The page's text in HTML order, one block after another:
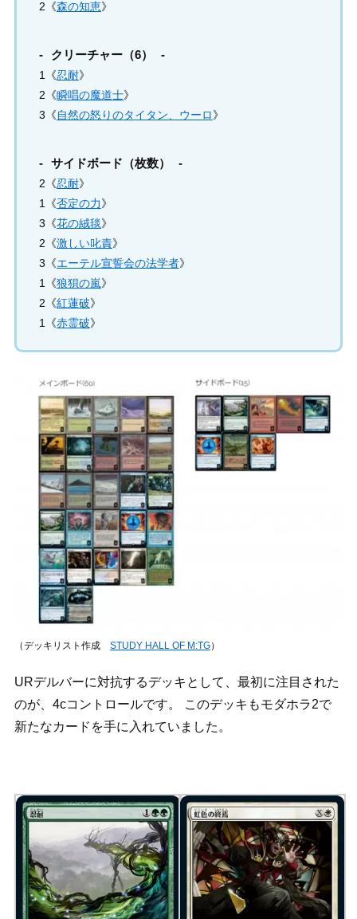
クリーチャー（6）
1《忍耐》
2《瞬唱の魔道士》
3《自然の怒りのタイタン、ウーロ》
2《森の知恵》
サイドボード（枚数）
2《忍耐》
1《否定の力》
3《花の絨毯》
2《激しい叱責》
3《エーテル宣誓会の法学者》
1《狼狽の嵐》
2《紅蓮破》
1《赤霊破》
（デッキリスト作成 STUDY HALL OF M:TG）
URデルバーに対抗するデッキとして、最初に注目された
のが、4cコントロールです。 このデッキもモダホラ2で
新たなカードを手に入れていました。